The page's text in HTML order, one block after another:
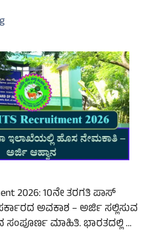
2026: 10ನೇ ತರಗತಿ ಪಾಸ್
ಅವಕಾಶ – ಅರ್ಜಿ ಸಲ್ಲಿಸುವ
ಸಂಪೂರ್ಣ ಮಾಹಿತಿ. ಭಾರತದಲ್ಲಿ …